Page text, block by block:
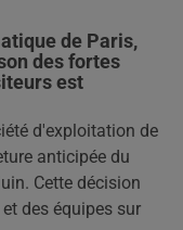
de Paris,
des fortes
est
d'exploitation de
anticipée du
Cette décision
des équipes sur